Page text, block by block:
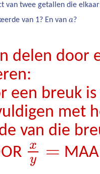
van twee getallen die
van 1? En van a?
delen door
een breuk is
met
van die
x
y
=